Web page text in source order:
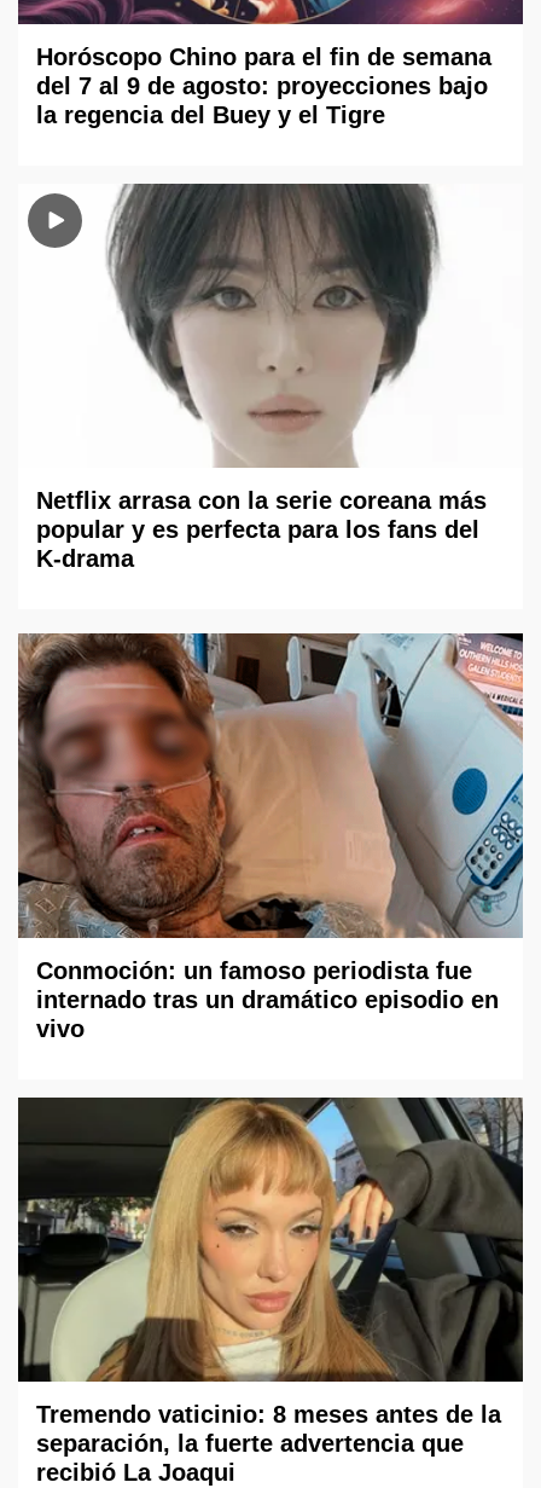
Horóscopo Chino para el fin de semana
del 7 al 9 de agosto: proyecciones bajo
la regencia del Buey y el Tigre
Netflix arrasa con la serie coreana más
popular y es perfecta para los fans del
K-drama
Conmoción: un famoso periodista fue
internado tras un dramático episodio en
vivo
Tremendo vaticinio: 8 meses antes de la
separación, la fuerte advertencia que
recibió La Joaqui